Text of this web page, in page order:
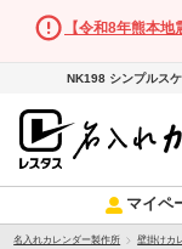
【令和8年熊本
NK198 シンプルス
マイペ
名入れカレンダー製作所 壁掛けカ